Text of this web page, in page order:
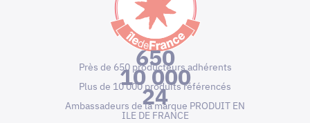
650
Près de 650 producteurs adhérents
10 000
Plus de 10 000 produits référencés
24
Ambassadeurs de la marque PRODUIT EN
ILE DE FRANCE